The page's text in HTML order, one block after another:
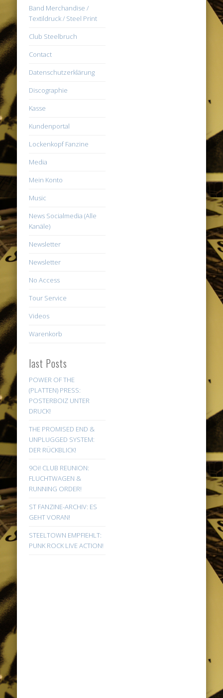
Band Merchandise /
Textildruck / Steel Print
Club Steelbruch
Contact
Datenschutzerklärung
Discographie
Kasse
Kundenportal
Lockenkopf Fanzine
Media
Mein Konto
Music
News Socialmedia (Alle
Kanäle)
Newsletter
Newsletter
No Access
Tour Service
Videos
Warenkorb
last Posts
POWER OF THE
(PLATTEN) PRESS:
POSTERBOIZ UNTER
DRUCK!
THE PROMISED END &
UNPLUGGED SYSTEM:
DER RÜCKBLICK!
9Oi! CLUB REUNION:
FLUCHTWAGEN &
RUNNING ORDER!
ST FANZINE-ARCHIV: ES
GEHT VORAN!
STEELTOWN EMPFIEHLT:
PUNK ROCK LIVE ACTION!